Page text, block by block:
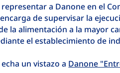
a Danone en el
de supervisar la
la alimentación a la mayor
el establecimiento de
un vistazo a Danone